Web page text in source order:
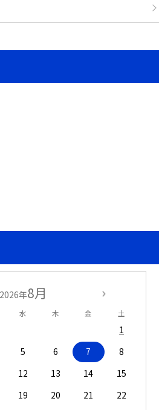
2026年8月
水 木 金 土
1
5 6 7
8
12 13 14
15
19 20 21
22